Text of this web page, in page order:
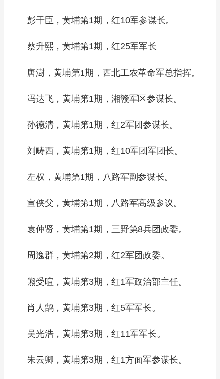
彭干臣，黄埔第1期，红10军参谋长。
蔡升熙，黄埔第1期，红25军军长
唐澍，黄埔第1期，西北工农革命军总指挥。
冯达飞，黄埔第1期，湘赣军区参谋长。
孙德清，黄埔第1期，红2军团参谋长。
刘畴西，黄埔第1期，红10军团军团长。
左权，黄埔第1期，八路军副参谋长。
宣侠父，黄埔第1期，八路军高级参议。
袁仲贤，黄埔第1期，三野第8兵团政委。
周逸群，黄埔第2期，红2军团政委。
熊受暄，黄埔第3期，红1军政治部主任。
肖人鹄，黄埔第3期，红5军军长。
吴光浩，黄埔第3期，红11军军长。
朱云卿，黄埔第3期，红1方面军参谋长。